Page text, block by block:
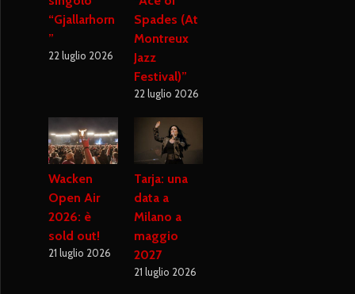
“Gjallarhorn
”
22 luglio 2026
Spades (At
Montreux
Jazz
Festival)”
22 luglio 2026
Wacken
Open Air
2026: è
sold out!
21 luglio 2026
Tarja: una
data a
Milano a
maggio
2027
21 luglio 2026